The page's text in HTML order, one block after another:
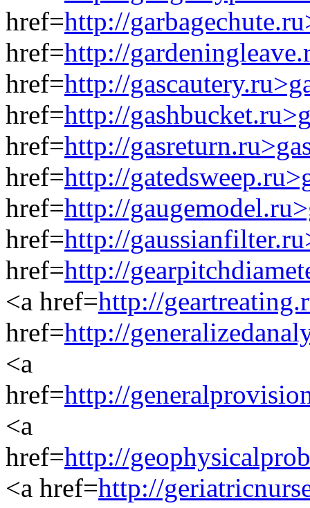
href=http://
href=http://
href=http://
href=http://
href=http://
href=http://
href=http://
href=http://
href=http://
<a href=http://
href=http://
<a
href=http://
<a
href=http://
<a href=http://